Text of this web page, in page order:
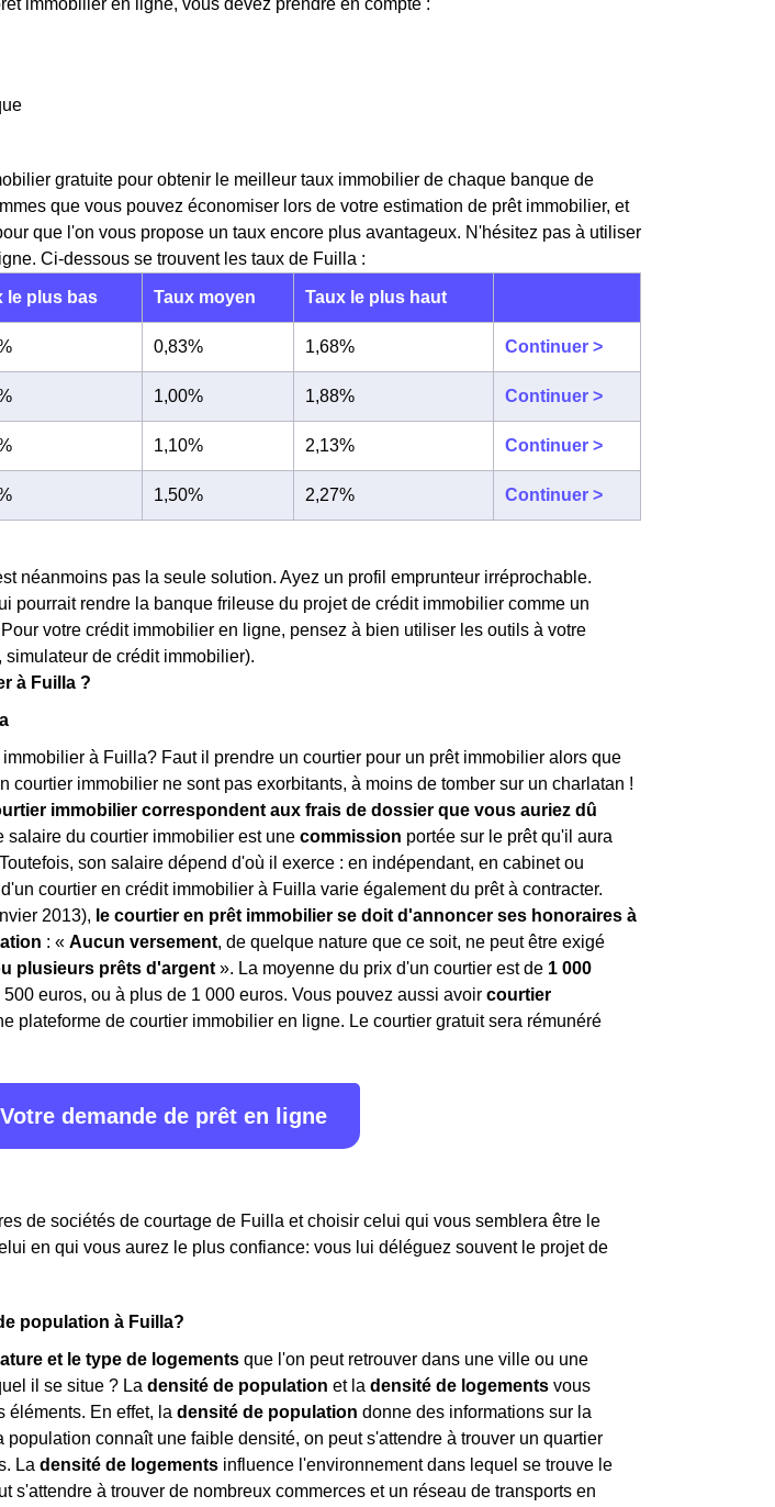
immobilier en ligne, vous devez prendre en compte :
gratuite pour obtenir le meilleur taux immobilier de chaque banque de
que vous pouvez économiser lors de votre estimation de prêt immobilier, et
que l'on vous propose un taux encore plus avantageux. N'hésitez pas à utiliser
Ci-dessous se trouvent les taux de Fuilla :
le plus bas Taux moyen Taux le plus haut
0,83% 1,68% Continuer >
1,00% 1,88% Continuer >
1,10% 2,13% Continuer >
1,50% 2,27% Continuer >
néanmoins pas la seule solution. Ayez un profil emprunteur irréprochable.
pourrait rendre la banque frileuse du projet de crédit immobilier comme un
votre crédit immobilier en ligne, pensez à bien utiliser les outils à votre
de crédit immobilier).
à Fuilla ?
à Fuilla? Faut il prendre un courtier pour un prêt immobilier alors que
courtier immobilier ne sont pas exorbitants, à moins de tomber sur un charlatan !
immobilier correspondent aux frais de dossier que vous auriez dû
salaire du courtier immobilier est une commission portée sur le prêt qu'il aura
son salaire dépend d'où il exerce : en indépendant, en cabinet ou
courtier en crédit immobilier à Fuilla varie également du prêt à contracter.
2013), le courtier en prêt immobilier se doit d'annoncer ses honoraires à
: « Aucun versement, de quelque nature que ce soit, ne peut être exigé
plusieurs prêts d'argent ». La moyenne du prix d'un courtier est de 1 000
euros, ou à plus de 1 000 euros. Vous pouvez aussi avoir courtier
plateforme de courtier immobilier en ligne. Le courtier gratuit sera rémunéré
Votre demande de prêt en ligne
de sociétés de courtage de Fuilla et choisir celui qui vous semblera être le
en qui vous aurez le plus confiance: vous lui déléguez souvent le projet de
population à Fuilla?
et le type de logements que l'on peut retrouver dans une ville ou une
il se situe ? La densité de population et la densité de logements vous
éléments. En effet, la densité de population donne des informations sur la
population connaît une faible densité, on peut s'attendre à trouver un quartier
La densité de logements influence l'environnement dans lequel se trouve le
s'attendre à trouver de nombreux commerces et un réseau de transports en